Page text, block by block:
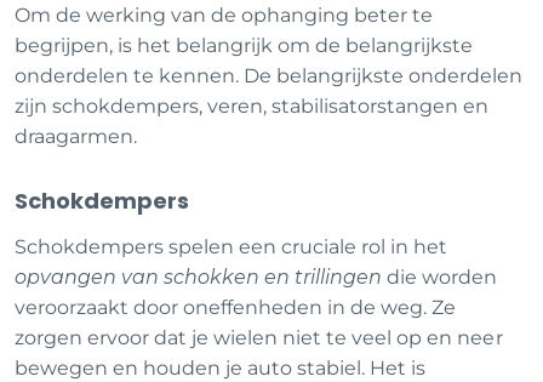
Om de werking van de ophanging beter te
begrijpen, is het belangrijk om de belangrijkste
onderdelen te kennen. De belangrijkste onderdelen
zijn schokdempers, veren, stabilisatorstangen en
draagarmen.
Schokdempers
Schokdempers spelen een cruciale rol in het
opvangen van schokken en trillingen die worden
veroorzaakt door oneffenheden in de weg. Ze
zorgen ervoor dat je wielen niet te veel op en neer
bewegen en houden je auto stabiel. Het is